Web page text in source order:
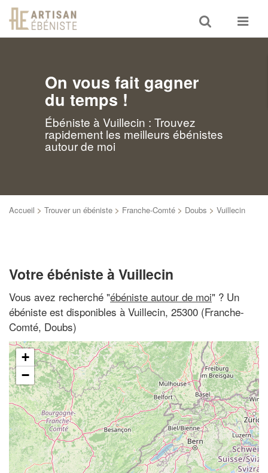
Toggle
search
Toggle
On vous fait gagner
du temps !
Ébéniste à Vuillecin : Trouvez
rapidement les meilleurs ébénistes
autour de moi
Accueil > Trouver un ébéniste > Franche-Comté > Doubs > Vuillecin
Votre ébéniste à Vuillecin
Vous avez recherché "ébéniste autour de moi" ? Un
ébéniste est disponibles à Vuillecin, 25300 (Franche-
Comté, Doubs)
+
−